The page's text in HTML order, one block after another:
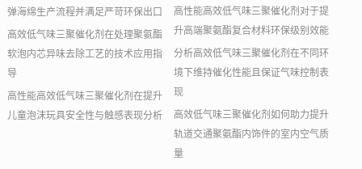
弹海绵生产流程并满足严苛环保出口
高效低气味三聚催化剂在处理聚氨酯
软泡内芯异味去除工艺的技术应用指
导
高性能高效低气味三聚催化剂在提升
儿童泡沫玩具安全性与触感表现分析
高性能高效低气味三聚催化剂对于提
升高端聚氨酯复合材料环保级别效能
分析高效低气味三聚催化剂在不同环
境下维持催化性能且保证气味控制表
现
高效低气味三聚催化剂如何助力提升
轨道交通聚氨酯内饰件的室内空气质
量